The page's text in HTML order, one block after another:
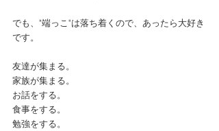
でも、"端っこ"は落ち着くので、あったら大好き
です。
友達が集まる。
家族が集まる。
お話をする。
食事をする。
勉強をする。